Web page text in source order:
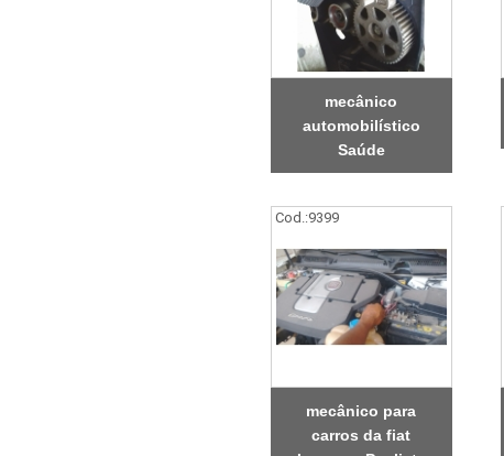
mecânico
automobilístico
Saúde
Cod.:9399
mecânico para
carros da fiat